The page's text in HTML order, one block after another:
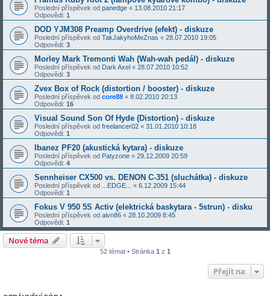
Poslední příspěvek od panedge « 13.08.2010 21:17
Odpovědi: 1
DOD YJM308 Preamp Overdrive (efekt) - diskuze
Poslední příspěvek od TakJakyhoMeZnas « 28.07.2010 19:05
Odpovědi: 3
Morley Mark Tremonti Wah (Wah-wah pedál) - diskuze
Poslední příspěvek od Dark Axel « 28.07.2010 10:52
Odpovědi: 3
Zvex Box of Rock (distortion / booster) - diskuze
Poslední příspěvek od core88 « 8.02.2010 20:13
Odpovědi: 16
Visual Sound Son Of Hyde (Distortion) - diskuze
Poslední příspěvek od freelancer02 « 31.01.2010 10:18
Odpovědi: 1
Ibanez PF20 (akustická kytara) - diskuze
Poslední příspěvek od Patyzone « 29.12.2009 20:59
Odpovědi: 4
Sennheiser CX500 vs. DENON C-351 (sluchátka) - diskuze
Poslední příspěvek od ...EDGE... « 6.12.2009 15:44
Odpovědi: 1
Fokus V 950 5S Activ (elektrická baskytara - 5strun) - disku
Poslední příspěvek od aivn86 « 28.10.2009 8:45
Odpovědi: 1
Nové téma
52 témat • Stránka 1 z 1
Přejít na